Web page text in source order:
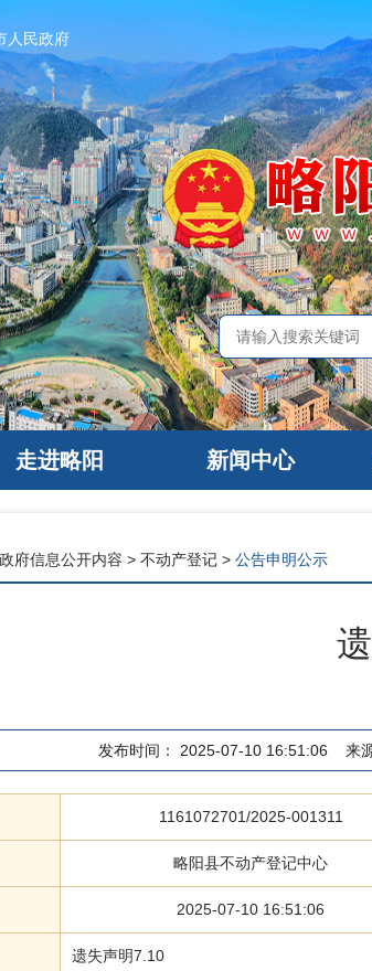
人民政府
走进略阳 新闻中心
政府信息公开内容 > 不动产登记 > 公告申明公示
发布时间： 2025-07-10 16:51:06 来
1161072701/2025-001311
略阳县不动产登记中心
2025-07-10 16:51:06
遗失声明7.10